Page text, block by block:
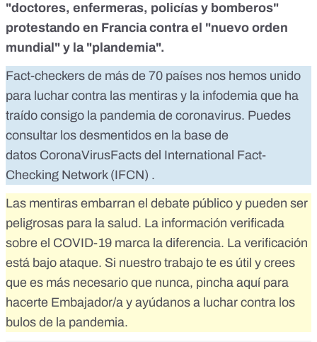
"doctores, enfermeras, policías y bomberos"
protestando en Francia contra el "nuevo orden
mundial" y la "plandemia".
Fact-checkers de más de 70 países nos hemos unido
para luchar contra las mentiras y la infodemia que ha
traído consigo la pandemia de coronavirus. Puedes
consultar los desmentidos en la base de
datos CoronaVirusFacts del International Fact-
Checking Network (IFCN) .
Las mentiras embarran el debate público y pueden ser
peligrosas para la salud. La información verificada
sobre el COVID-19 marca la diferencia. La verificación
está bajo ataque. Si nuestro trabajo te es útil y crees
que es más necesario que nunca, pincha aquí para
hacerte Embajador/a y ayúdanos a luchar contra los
bulos de la pandemia.